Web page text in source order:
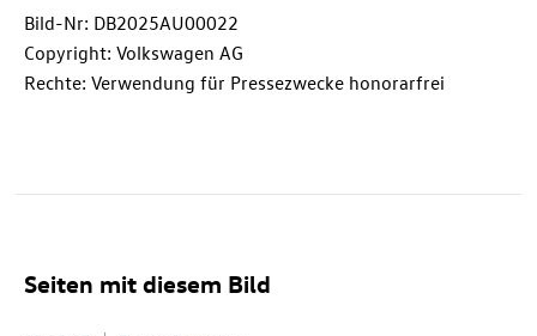
Bild-Nr: DB2025AU00022
Copyright: Volkswagen AG
Rechte: Verwendung für Pressezwecke honorarfrei
Seiten mit diesem Bild